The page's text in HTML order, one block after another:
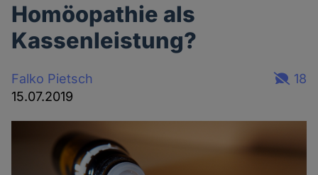
Homöopathie als
Kassenleistung?
Falko Pietsch
15.07.2019
18